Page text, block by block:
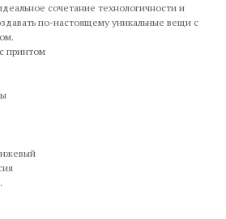
сочетание технологичности и
по-настоящему уникальные вещи с
принтом